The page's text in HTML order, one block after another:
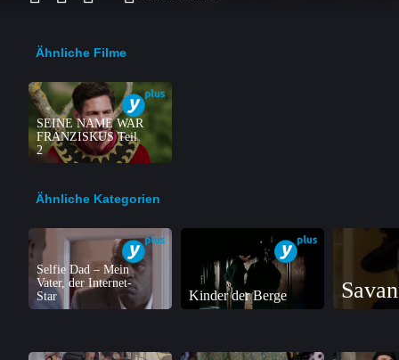
Ähnliche Filme
SEINE NAME WAR
FRANZISKUS Teil
2
Ähnliche Kategorien
Selfie Dad – Mein
Vater, der Internet-
Star
Kinder der Berge